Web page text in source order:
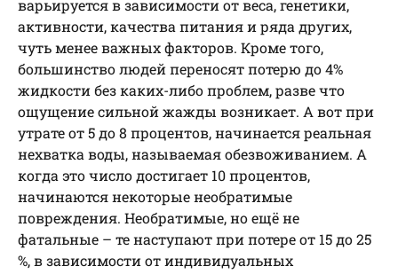
варьируется в зависимости от веса, генетики,
активности, качества питания и ряда других,
чуть менее важных факторов. Кроме того,
большинство людей переносят потерю до 4%
жидкости без каких-либо проблем, разве что
ощущение сильной жажды возникает. А вот при
утрате от 5 до 8 процентов, начинается реальная
нехватка воды, называемая обезвоживанием. А
когда это число достигает 10 процентов,
начинаются некоторые необратимые
повреждения. Необратимые, но ещё не
фатальные – те наступают при потере от 15 до 25
%, в зависимости от индивидуальных